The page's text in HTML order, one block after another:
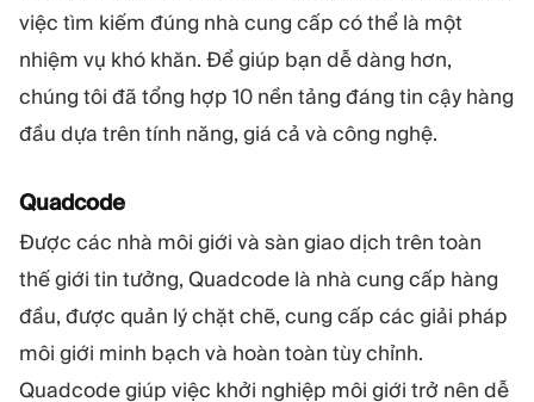
việc tìm kiếm đúng nhà cung cấp có thể là một
nhiệm vụ khó khăn. Để giúp bạn dễ dàng hơn,
chúng tôi đã tổng hợp 10 nền tảng đáng tin cậy hàng
đầu dựa trên tính năng, giá cả và công nghệ.
Quadcode
Được các nhà môi giới và sàn giao dịch trên toàn
thế giới tin tưởng, Quadcode là nhà cung cấp hàng
đầu, được quản lý chặt chẽ, cung cấp các giải pháp
môi giới minh bạch và hoàn toàn tùy chỉnh.
Quadcode giúp việc khởi nghiệp môi giới trở nên dễ